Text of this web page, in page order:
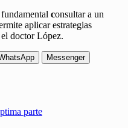
consultar a un
aplicar estrategias
doctor López.
Messenger
parte